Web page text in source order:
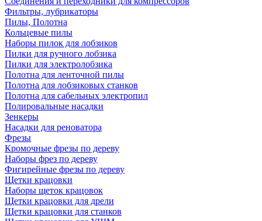
Фильтры, лубрикаторы
Пилы, Полотна
Кольцевые пилы
Наборы пилок для лобзиков
Пилки для ручного лобзика
Пилки для электролобзика
Полотна для ленточной пилы
Полотна для лобзиковых станков
Полотна для сабельных электропил
Полировальные насадки
Зенкеры
Насадки для реноватора
Фрезы
Кромочные фрезы по дереву
Наборы фрез по дереву
Фигирейные фрезы по дереву
Щетки крацовки
Наборы щеток крацовок
Щетки крацовки для дрели
Щетки крацовки для станков